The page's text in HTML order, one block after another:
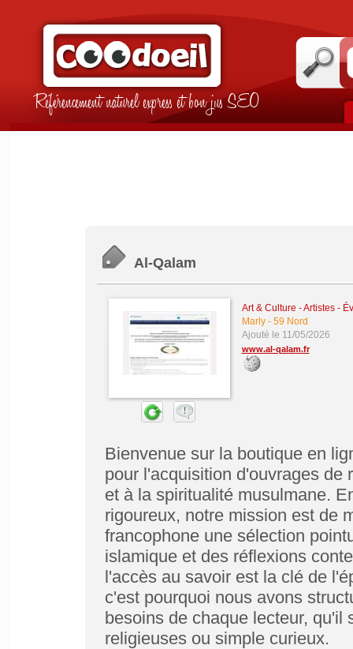
Référencement naturel express et bon jus SEO
Al-Qalam
Art & Culture - Artistes -
Marly- 59 Nord
Ajouté le 11/05/2026
www.al-qalam.fr
Bienvenue sur la boutique en
pour l'acquisition d'ouvrages de
et à la spiritualité musulmane.
rigoureux, notre mission est de
francophone une sélection
islamique et des réflexions
l'accès au savoir est la clé de
c'est pourquoi nous avons
besoins de chaque lecteur, qu'il
religieuses ou simple curieux.